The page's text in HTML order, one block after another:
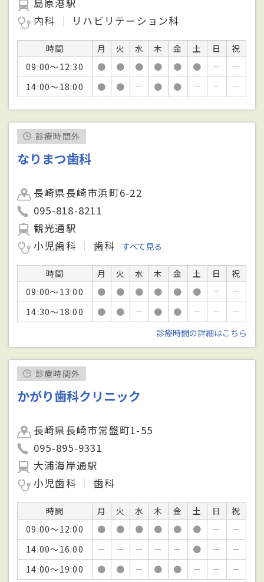
島原港駅
内科
リハビリテーション科
時間 月 火 水 木 金 土 日
祝
09:00～12:30
● ● ● ● ● ● －
－
14:00～18:00
● ● － ● ● － － －
診療時間外
なりまつ歯科
長崎県長崎市浜町6-22
095-818-8211
観光通駅
小児歯科
歯科 すべて見る
時間 月 火 水 木 金 土 日
祝
09:00～13:00
● ● ● ● ● ● －
－
14:30～18:00
● ● － ● ● － －
－
診療時間の詳細はこちら
診療時間外
かがり歯科クリニック
長崎県長崎市常盤町1-55
095-895-9331
大浦海岸通駅
小児歯科
歯科
時間 月 火 水 木 金 土 日
祝
09:00～12:00
● ● ● ● ● ● －
－
14:00～16:00
－ － － － － ● －
－
14:00～19:00
● ● － ● ● － － －